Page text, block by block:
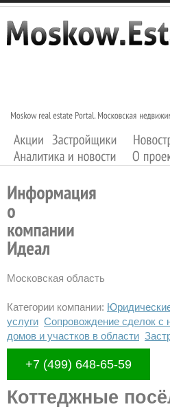
Московская область
Категории компании:
услуги Сопровождение сделок с
домов и участков в области
+7 (499) 648-65-59
Коттеджные